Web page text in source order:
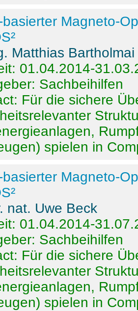
basierter Magneto-
Matthias Bartholmai
01.04.2014-
Sachbeihilfen
Für die sichere
spielen in
basierter Magneto-
nat. Uwe Beck
01.04.2014-
Sachbeihilfen
Für die sichere
spielen in